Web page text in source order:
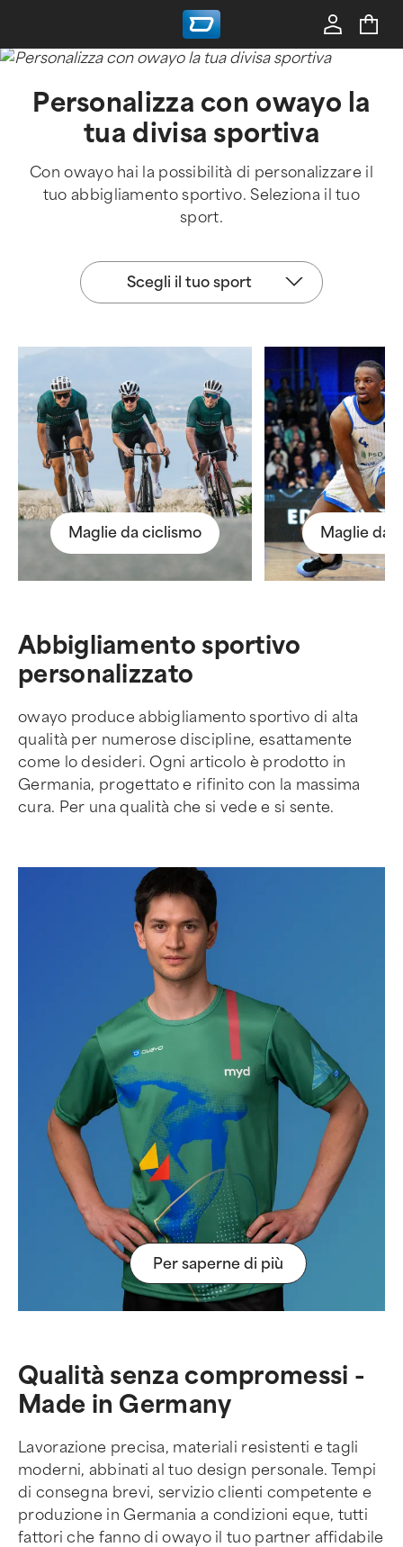
Personalizza con owayo la
tua divisa sportiva
Con owayo hai la possibilità di personalizzare il
tuo abbigliamento sportivo. Seleziona il tuo
sport.
Scegli
il
Scegli il tuo sport
Maglie da ciclismo Maglie da
Abbigliamento sportivo
personalizzato
owayo produce abbigliamento sportivo di alta
qualità per numerose discipline, esattamente
come lo desideri. Ogni articolo è prodotto in
Germania, progettato e rifinito con la massima
cura. Per una qualità che si vede e si sente.
Per saperne di più
Qualità senza compromessi -
Made in Germany
Lavorazione precisa, materiali resistenti e tagli
moderni, abbinati al tuo design personale. Tempi
di consegna brevi, servizio clienti competente e
produzione in Germania a condizioni eque, tutti
fattori che fanno di owayo il tuo partner affidabile